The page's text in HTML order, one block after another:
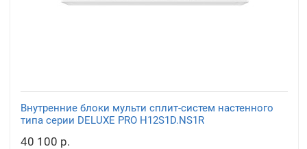
Внутренние блоки мульти сплит-систем настенного
типа серии DELUXE PRO H12S1D.NS1R
40 100 р.